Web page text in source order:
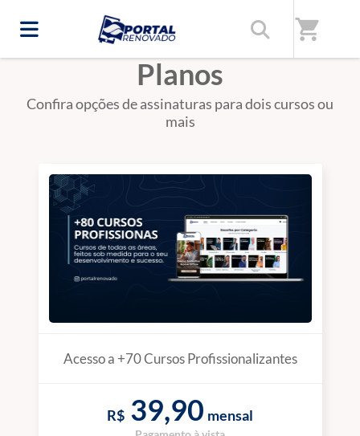
shopping_cart
Planos
Confira opções de assinaturas para dois cursos ou
mais
Acesso a +70 Cursos Profissionalizantes
R$ 39,90 mensal